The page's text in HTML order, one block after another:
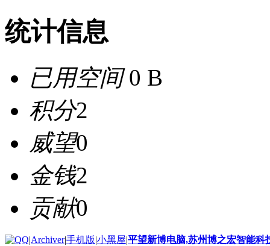
统计信息
已用空间0 B
积分2
威望0
金钱2
贡献0
|Archiver|手机版|小黑屋|平望新博电脑,苏州博之宏智能科